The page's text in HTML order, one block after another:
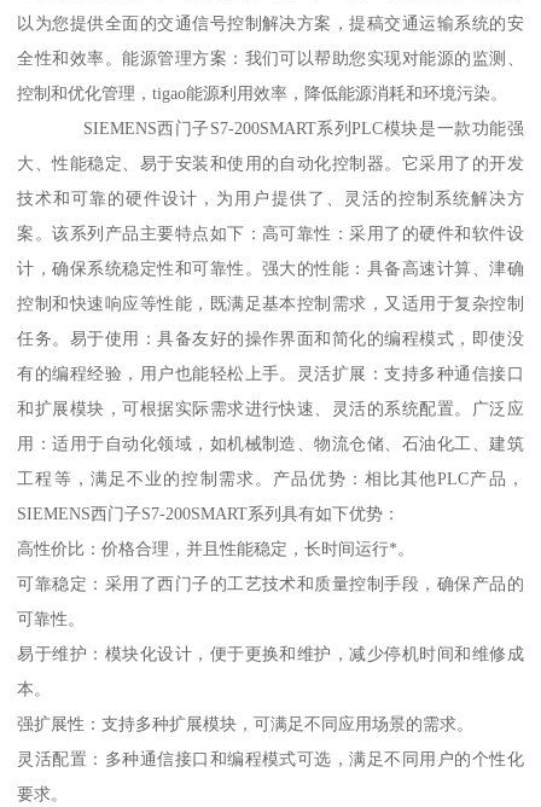
以为您提供全面的交通信号控制解决方案，提稿交通运输系统的安
全性和效率。能源管理方案：我们可以帮助您实现对能源的监测、
控制和优化管理，tigao能源利用效率，降低能源消耗和环境污染。
SIEMENS西门子S7-200SMART系列PLC模块是一款功能强
大、性能稳定、易于安装和使用的自动化控制器。它采用了的开发
技术和可靠的硬件设计，为用户提供了、灵活的控制系统解决方
案。该系列产品主要特点如下：高可靠性：采用了的硬件和软件设
计，确保系统稳定性和可靠性。强大的性能：具备高速计算、津确
控制和快速响应等性能，既满足基本控制需求，又适用于复杂控制
任务。易于使用：具备友好的操作界面和简化的编程模式，即使没
有的编程经验，用户也能轻松上手。灵活扩展：支持多种通信接口
和扩展模块，可根据实际需求进行快速、灵活的系统配置。广泛应
用：适用于自动化领域，如机械制造、物流仓储、石油化工、建筑
工程等，满足不业的控制需求。产品优势：相比其他PLC产品，
SIEMENS西门子S7-200SMART系列具有如下优势：
高性价比：价格合理，并且性能稳定，长时间运行*。
可靠稳定：采用了西门子的工艺技术和质量控制手段，确保产品的
可靠性。
易于维护：模块化设计，便于更换和维护，减少停机时间和维修成
本。
强扩展性：支持多种扩展模块，可满足不同应用场景的需求。
灵活配置：多种通信接口和编程模式可选，满足不同用户的个性化
要求。